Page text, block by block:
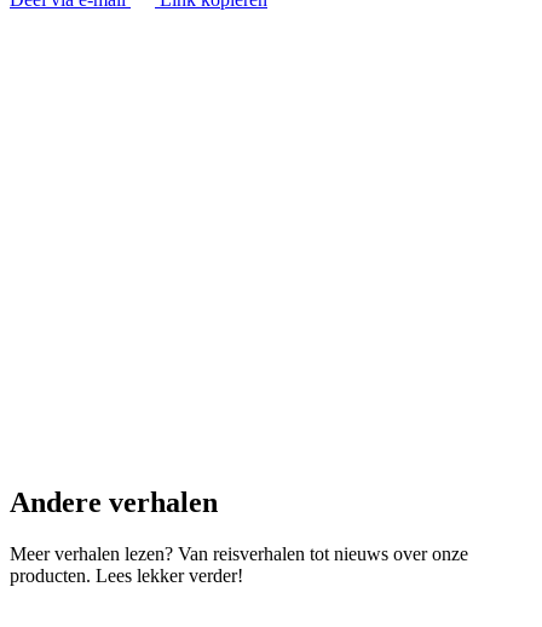
Andere verhalen
Meer verhalen lezen? Van reisverhalen tot nieuws over onze
producten. Lees lekker verder!